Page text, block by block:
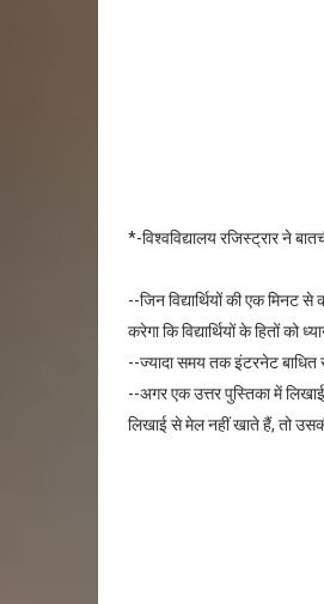
*-विश्वविद्यालय रजिस्ट्रार ने
--जिन विद्यार्थियों की एक
करेगा कि विद्यार्थियों के हितों को
--ज्यादा समय तक इंटरनेट बाधित
--अगर एक उत्तर पुस्तिका में लिखाई
लिखाई से मेल नहीं खाते हैं, तो